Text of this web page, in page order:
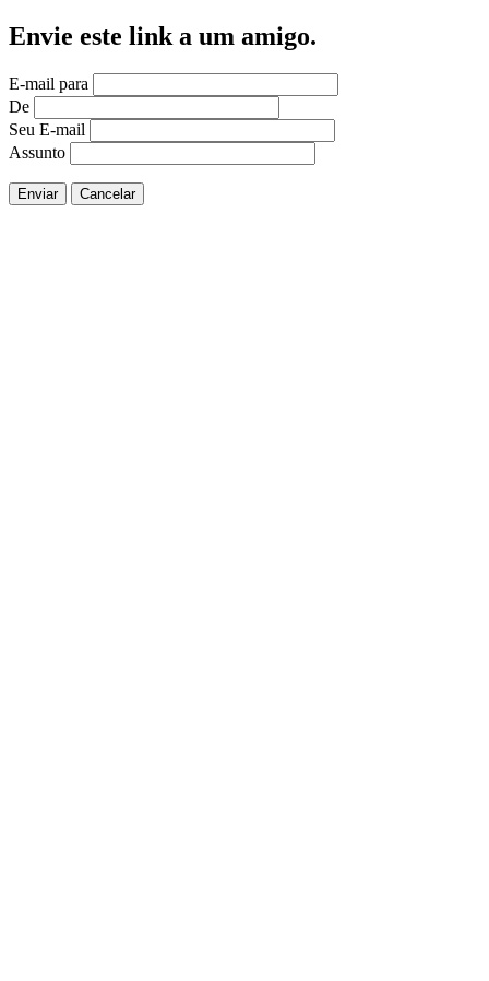
Envie este link a um amigo.
E-mail para
De
Seu E-mail
Assunto
Enviar Cancelar